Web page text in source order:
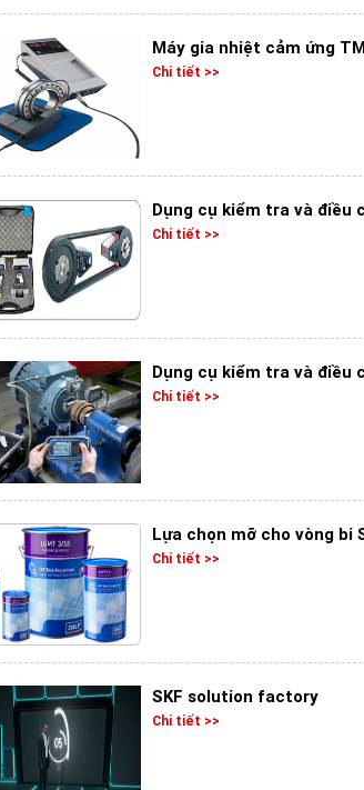
Máy gia nhiệt cảm ứng
Chi tiết >>
Dụng cụ kiểm tra và điều
Chi tiết >>
Dụng cụ kiểm tra và điều
Chi tiết >>
Lựa chọn mỡ cho vòng bi
Chi tiết >>
SKF solution factory
Chi tiết >>